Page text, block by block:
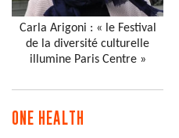
Carla Arigoni : « le Festival
de la diversité culturelle
illumine Paris Centre »
ONE HEALTH